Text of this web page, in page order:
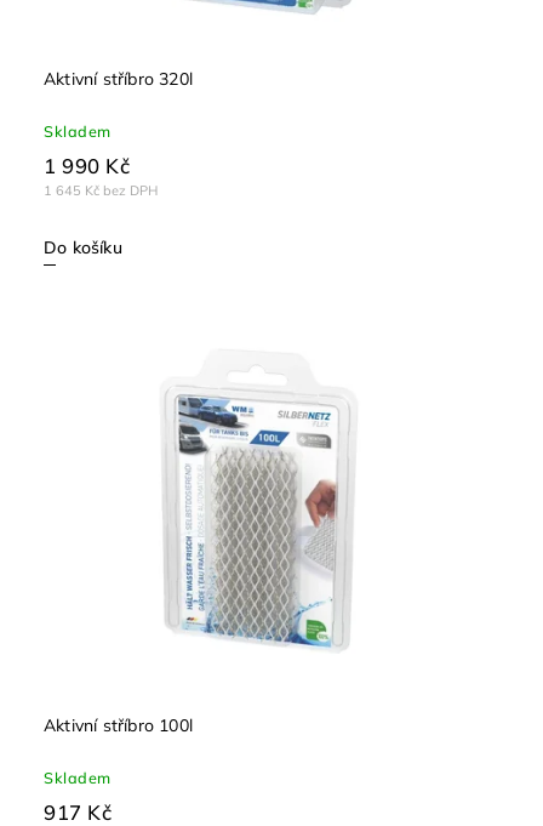
Aktivní stříbro 320l
Skladem
1 645 Kč bez DPH
1 990 Kč
Do košíku
Aktivní stříbro 100l
Skladem
917 Kč